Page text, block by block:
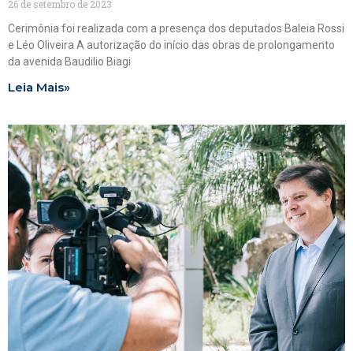
26 de setembro de 2023
Cerimônia foi realizada com a presença dos deputados Baleia Rossi
e Léo Oliveira A autorização do início das obras de prolongamento
da avenida Baudilio Biagi
Leia Mais»